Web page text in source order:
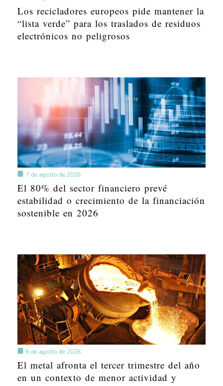
Los recicladores europeos pide mantener la
“lista verde” para los traslados de residuos
electrónicos no peligrosos
7 de agosto de 2026
El 80% del sector financiero prevé
estabilidad o crecimiento de la financiación
sostenible en 2026
6 de agosto de 2026
El metal afronta el tercer trimestre del año
en un contexto de menor actividad y